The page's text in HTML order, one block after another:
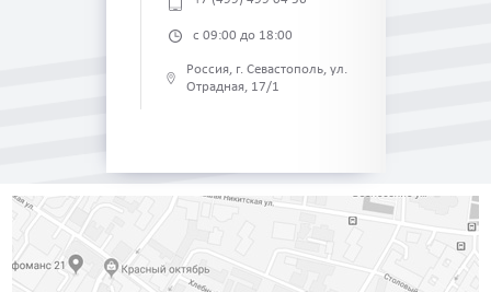
с 09:00 до 18:00
Россия, г. Севастополь, ул.
Отрадная, 17/1